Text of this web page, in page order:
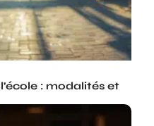
: modalités et